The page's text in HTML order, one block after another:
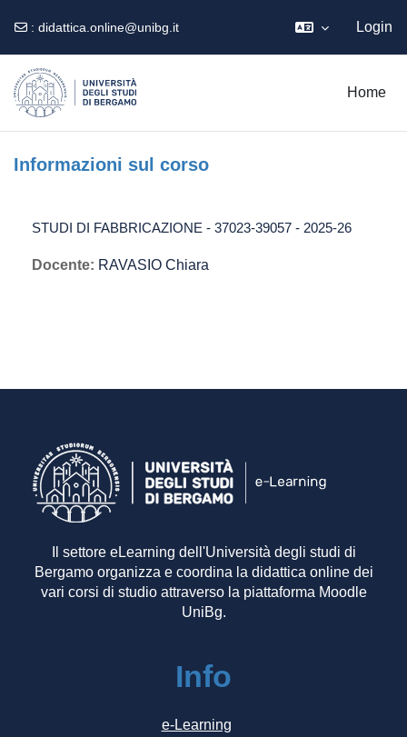
: didattica.online@unibg.it Login
Home
Informazioni sul corso
STUDI DI FABBRICAZIONE - 37023-39057 - 2025-26
Docente: RAVASIO Chiara
Il settore eLearning dell'Università degli studi di
Bergamo organizza e coordina la didattica online dei
vari corsi di studio attraverso la piattaforma Moodle
UniBg.
Info
e-Learning